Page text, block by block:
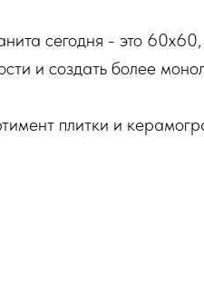
сегодня - это
и создать более
плитки и